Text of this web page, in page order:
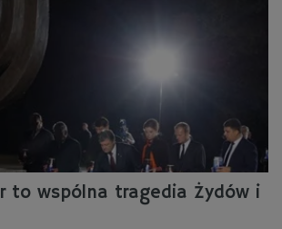
to wspólna tragedia Żydów i